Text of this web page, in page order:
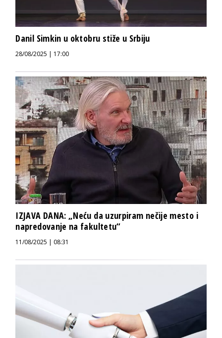
Danil Simkin u oktobru stiže u Srbiju
28/08/2025 | 17:00
IZJAVA DANA: „Neću da uzurpiram nečije mesto i
napredovanje na fakultetu“
11/08/2025 | 08:31